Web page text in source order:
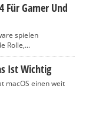
Für Gamer Und
spielen
Rolle,...
Ist Wichtig
macOS einen weit